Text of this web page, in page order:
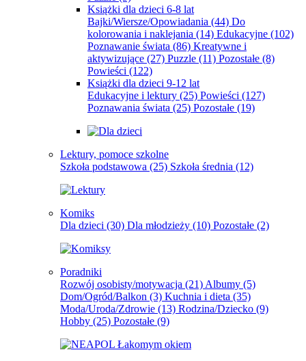
Książki dla dzieci 6-8 lat
Bajki/Wiersze/Opowiadania (44) Do
kolorowania i naklejania (14) Edukacyjne (102)
Poznawanie świata (86) Kreatywne i
aktywizujące (27) Puzzle (11) Pozostałe (8)
Powieści (122)
Książki dla dzieci 9-12 lat
Edukacyjne i lektury (25) Powieści (127)
Poznawania świata (25) Pozostałe (19)
Lektury, pomoce szkolne
Szkoła podstawowa (25) Szkoła średnia (12)
Komiks
Dla dzieci (30) Dla młodzieży (10) Pozostałe (2)
Poradniki
Rozwój osobisty/motywacja (21) Albumy (5)
Dom/Ogród/Balkon (3) Kuchnia i dieta (35)
Moda/Uroda/Zdrowie (13) Rodzina/Dziecko (9)
Hobby (25) Pozostałe (9)